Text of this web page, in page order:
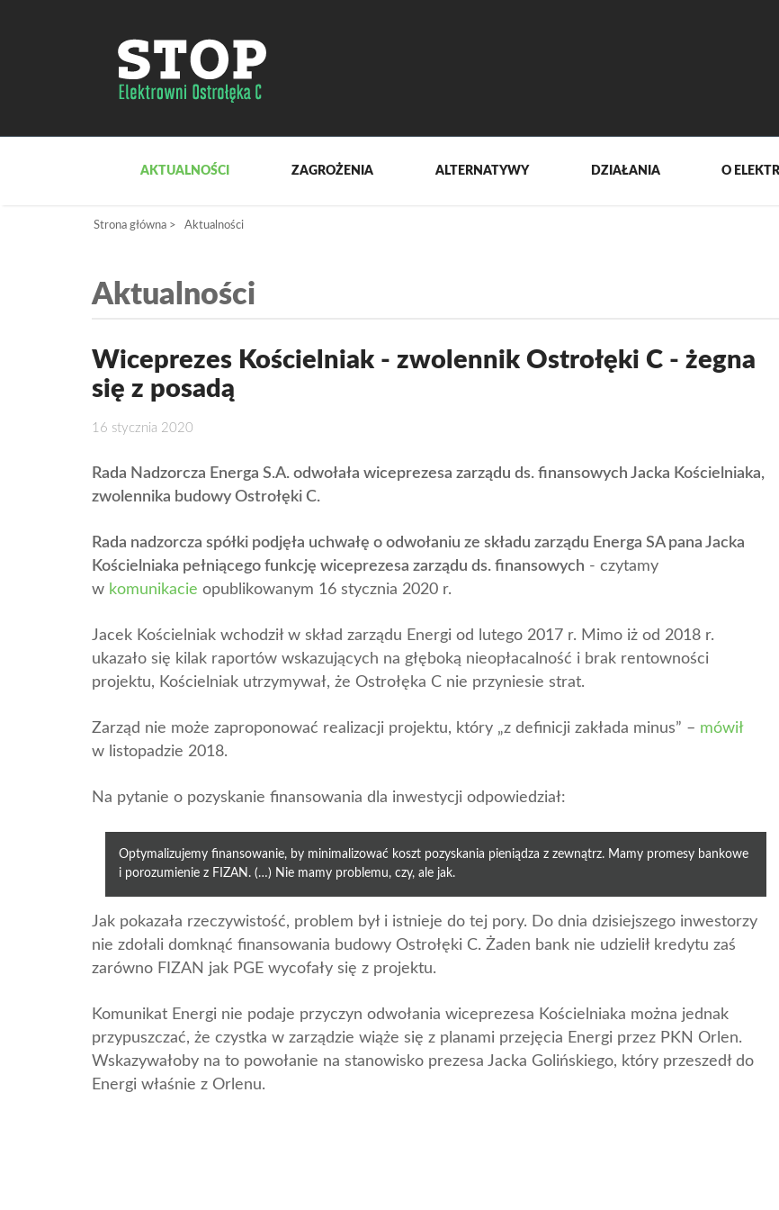
AKTUALNOŚCI ZAGROŻENIA ALTERNATYWY DZIAŁANIA O
Strona główna > Aktualności
Aktualności
Wiceprezes Kościelniak - zwolennik Ostrołęki C - żegna
się z posadą
16 stycznia 2020
Rada Nadzorcza Energa S.A. odwołała wiceprezesa zarządu ds. finansowych Jacka Kościelniaka,
zwolennika budowy Ostrołęki C.
Rada nadzorcza spółki podjęła uchwałę o odwołaniu ze składu zarządu Energa SA pana Jacka
Kościelniaka pełniącego funkcję wiceprezesa zarządu ds. finansowych - czytamy
w komunikacie opublikowanym 16 stycznia 2020 r.
Jacek Kościelniak wchodził w skład zarządu Energi od lutego 2017 r. Mimo iż od 2018 r.
ukazało się kilak raportów wskazujących na głęboką nieopłacalność i brak rentowności
projektu, Kościelniak utrzymywał, że Ostrołęka C nie przyniesie strat.
Zarząd nie może zaproponować realizacji projektu, który „z definicji zakłada minus” – mówił
w listopadzie 2018.
Na pytanie o pozyskanie finansowania dla inwestycji odpowiedział:
Optymalizujemy finansowanie, by minimalizować koszt pozyskania pieniądza z zewnątrz. Mamy promesy bankowe
i porozumienie z FIZAN. (…) Nie mamy problemu, czy, ale jak.
Jak pokazała rzeczywistość, problem był i istnieje do tej pory. Do dnia dzisiejszego inwestorzy
nie zdołali domknąć finansowania budowy Ostrołęki C. Żaden bank nie udzielił kredytu zaś
zarówno FIZAN jak PGE wycofały się z projektu.
Komunikat Energi nie podaje przyczyn odwołania wiceprezesa Kościelniaka można jednak
przypuszczać, że czystka w zarządzie wiąże się z planami przejęcia Energi przez PKN Orlen.
Wskazywałoby na to powołanie na stanowisko prezesa Jacka Golińskiego, który przeszedł do
Energi właśnie z Orlenu.